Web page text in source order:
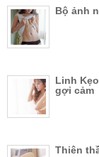
Bộ ảnh
Linh
gợi cảm
Thiên